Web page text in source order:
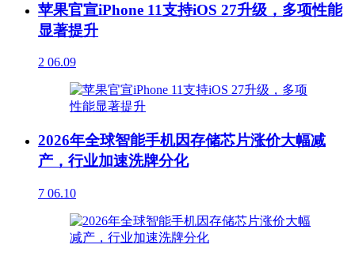
苹果官宣iPhone 11支持iOS 27升级，多项性能
显著提升
2 06.09
2026年全球智能手机因存储芯片涨价大幅减
产，行业加速洗牌分化
7 06.10